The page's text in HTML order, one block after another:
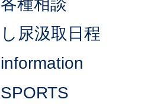
各種相談
し尿汲取日程
information
SPORTS